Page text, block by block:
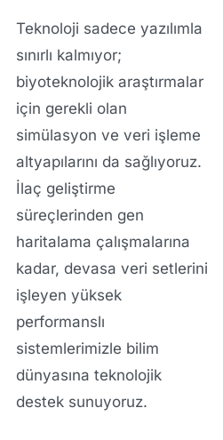
Teknoloji sadece yazılımla
sınırlı kalmıyor;
biyoteknolojik araştırmalar
için gerekli olan
simülasyon ve veri işleme
altyapılarını da sağlıyoruz.
İlaç geliştirme
süreçlerinden gen
haritalama çalışmalarına
kadar, devasa veri setlerini
işleyen yüksek
performanslı
sistemlerimizle bilim
dünyasına teknolojik
destek sunuyoruz.